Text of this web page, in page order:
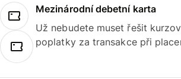
Mezinárodní debetní karta
Už nebudete muset řešit
poplatky za transakce při